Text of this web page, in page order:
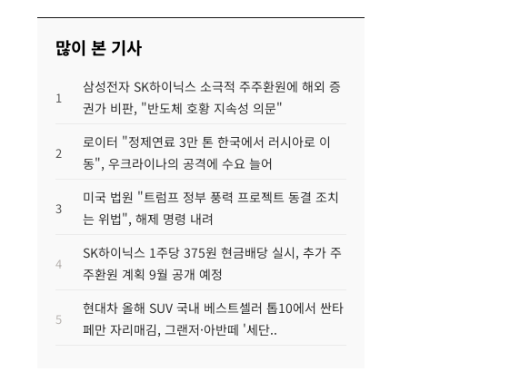
많이 본 기사
1
삼성전자 SK하이닉스 소극적 주주환원에 해외 증
권가 비판, "반도체 호황 지속성 의문"
2
로이터 "정제연료 3만 톤 한국에서 러시아로 이
동", 우크라이나의 공격에 수요 늘어
3
미국 법원 "트럼프 정부 풍력 프로젝트 동결 조치
는 위법", 해제 명령 내려
4
SK하이닉스 1주당 375원 현금배당 실시, 추가 주
주환원 계획 9월 공개 예정
5
현대차 올해 SUV 국내 베스트셀러 톱10에서 싼타
페만 자리매김, 그랜저·아반떼 '세단..